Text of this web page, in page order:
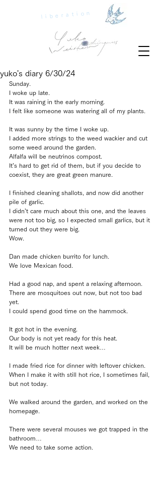
liberation
yuko's diary 6/30/24
Sunday.
I woke up late.
It was raining in the early morning.
I felt like someone was watering all of my plants.
It was sunny by the time I woke up.
I added more strings to the weed wackier and cut
some weed around the garden.
Alfalfa will be neutrinos compost.
It’s hard to get rid of them, but if you decide to
coexist, they are great green manure.
I finished cleaning shallots, and now did another
pile of garlic.
I didn’t care much about this one, and the leaves
were not too big, so I expected small garlics, but it
turned out they were big.
Wow.
Dan made chicken burrito for lunch.
We love Mexican food.
Had a good nap, and spent a relaxing afternoon.
There are mosquitoes out now, but not too bad
yet.
I could spend good time on the hammock.
It got hot in the evening.
Our body is not yet ready for this heat.
It will be much hotter next week…
I made fried rice for dinner with leftover chicken.
When I make it with still hot rice, I sometimes fail,
but not today.
We walked around the garden, and worked on the
homepage.
There were several mouses we got trapped in the
bathroom…
We need to take some action.